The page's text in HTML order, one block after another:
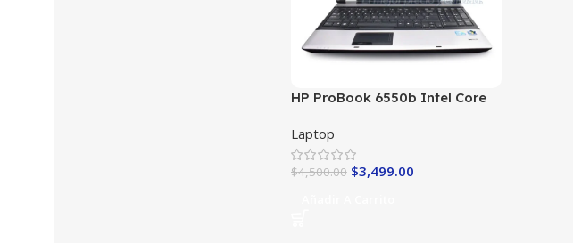
HP ProBook 6550b Intel Core
Laptop
$4,500.00 $3,499.00